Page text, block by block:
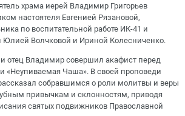
храма иерей Владимир Григорьев
настоятеля Евгенией Рязановой,
по воспитательной работе ИК-41 и
Юлией Волчковой и Ириной Колесниченко.
отец Владимир совершил акафист перед
«Неупиваемая Чаша». В своей проповеди
собравшимся о роли молитвы и веры
привычкам и склонностям, приводя
святых подвижников Православной